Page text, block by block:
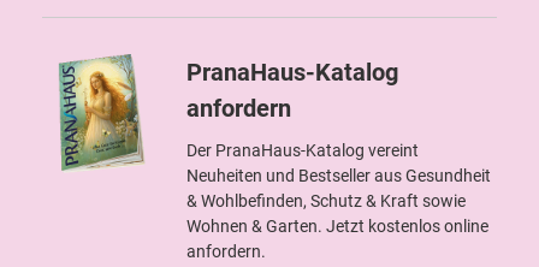
PranaHaus-Katalog
anfordern
Der PranaHaus-Katalog vereint
Neuheiten und Bestseller aus Gesundheit
& Wohlbefinden, Schutz & Kraft sowie
Wohnen & Garten. Jetzt kostenlos online
anfordern.